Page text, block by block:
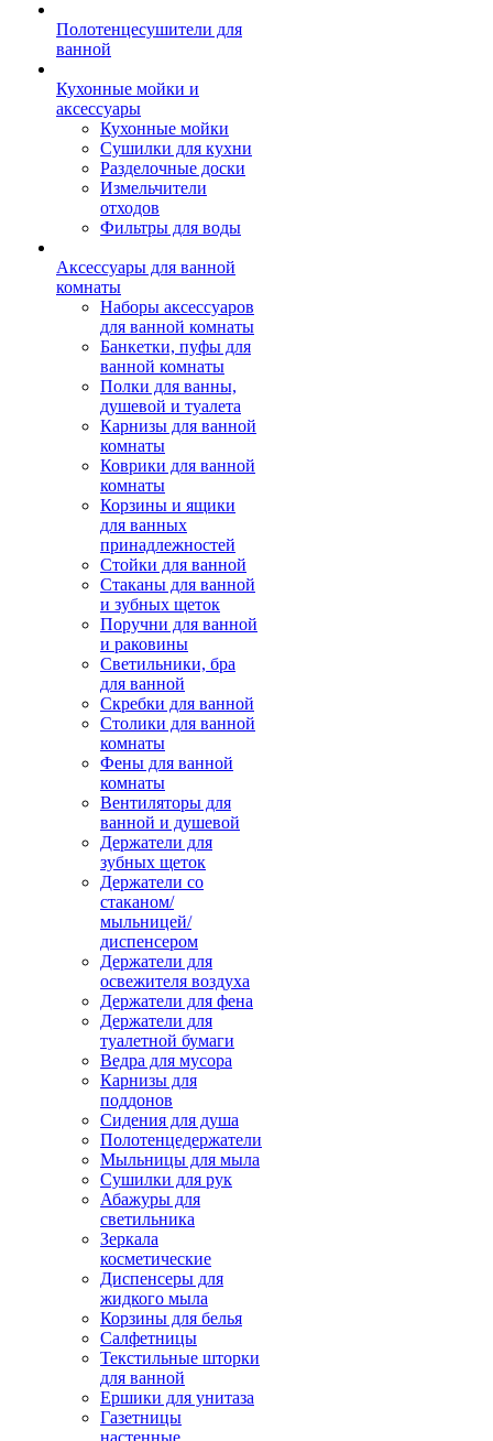
Полотенцесушители для
ванной
Кухонные мойки и
аксессуары
Кухонные мойки
Сушилки для кухни
Разделочные доски
Измельчители
отходов
Фильтры для воды
Аксессуары для ванной
комнаты
Наборы аксессуаров
для ванной комнаты
Банкетки, пуфы для
ванной комнаты
Полки для ванны,
душевой и туалета
Карнизы для ванной
комнаты
Коврики для ванной
комнаты
Корзины и ящики
для ванных
принадлежностей
Стойки для ванной
Стаканы для ванной
и зубных щеток
Поручни для ванной
и раковины
Светильники, бра
для ванной
Скребки для ванной
Столики для ванной
комнаты
Фены для ванной
комнаты
Вентиляторы для
ванной и душевой
Держатели для
зубных щеток
Держатели со
стаканом/
мыльницей/
диспенсером
Держатели для
освежителя воздуха
Держатели для фена
Держатели для
туалетной бумаги
Ведра для мусора
Карнизы для
поддонов
Сидения для душа
Полотенцедержатели
Мыльницы для мыла
Сушилки для рук
Абажуры для
светильника
Зеркала
косметические
Диспенсеры для
жидкого мыла
Корзины для белья
Салфетницы
Текстильные шторки
для ванной
Ершики для унитаза
Газетницы
настенные